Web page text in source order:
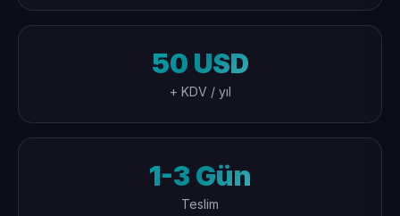
50 USD
+ KDV / yıl
1-3 Gün
Teslim